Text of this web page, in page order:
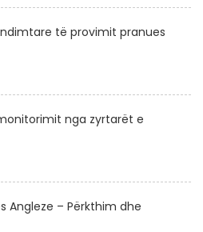
të provimit pranues
nga zyrtarët e
Angleze – Përkthim dhe